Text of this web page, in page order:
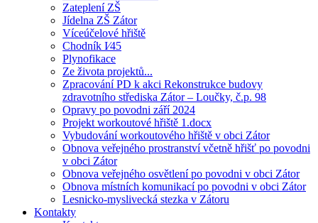
Zateplení ZŠ
Jídelna ZŠ Zátor
Víceúčelové hřiště
Chodník I⁄45
Plynofikace
Ze života projektů...
Zpracování PD k akci Rekonstrukce budovy
zdravotního střediska Zátor – Loučky, č.p. 98
Opravy po povodni září 2024
Projekt workoutové hřiště 1.docx
Vybudování workoutového hřiště v obci Zátor
Obnova veřejného prostranství včetně hřišť po povodni
v obci Zátor
Obnova veřejného osvětlení po povodni v obci Zátor
Obnova místních komunikací po povodni v obci Zátor
Lesnicko-myslivecká stezka v Zátoru
Kontakty